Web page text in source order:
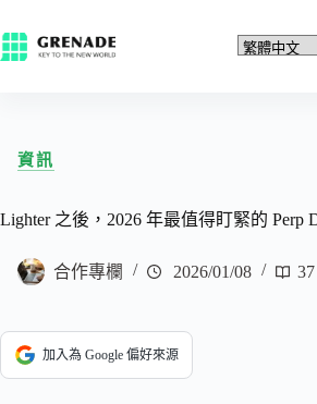
資訊
Lighter 之後，2026 年最值得盯緊的 Perp
合作專欄 2026/01/08
加入為 Google 偏好來源